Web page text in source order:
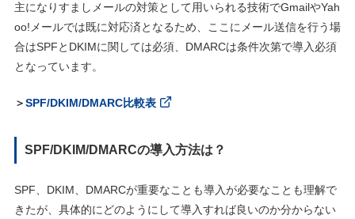
主になりすましメールの対策として用いられる技術でGmailやYah
oo!メールでは既に対応済となるため、ここにメール送信を行う場
合はSPFとDKIMに関しては必須、DMARCは条件次第で導入必須
となっています。
＞SPF/DKIM/DMARC比較表
SPF/DKIM/DMARCの導入方法は？
SPF、DKIM、DMARCが重要なことも導入が必要なことも理解で
きたが、具体的にどのようにして導入すれば良いのか分からない